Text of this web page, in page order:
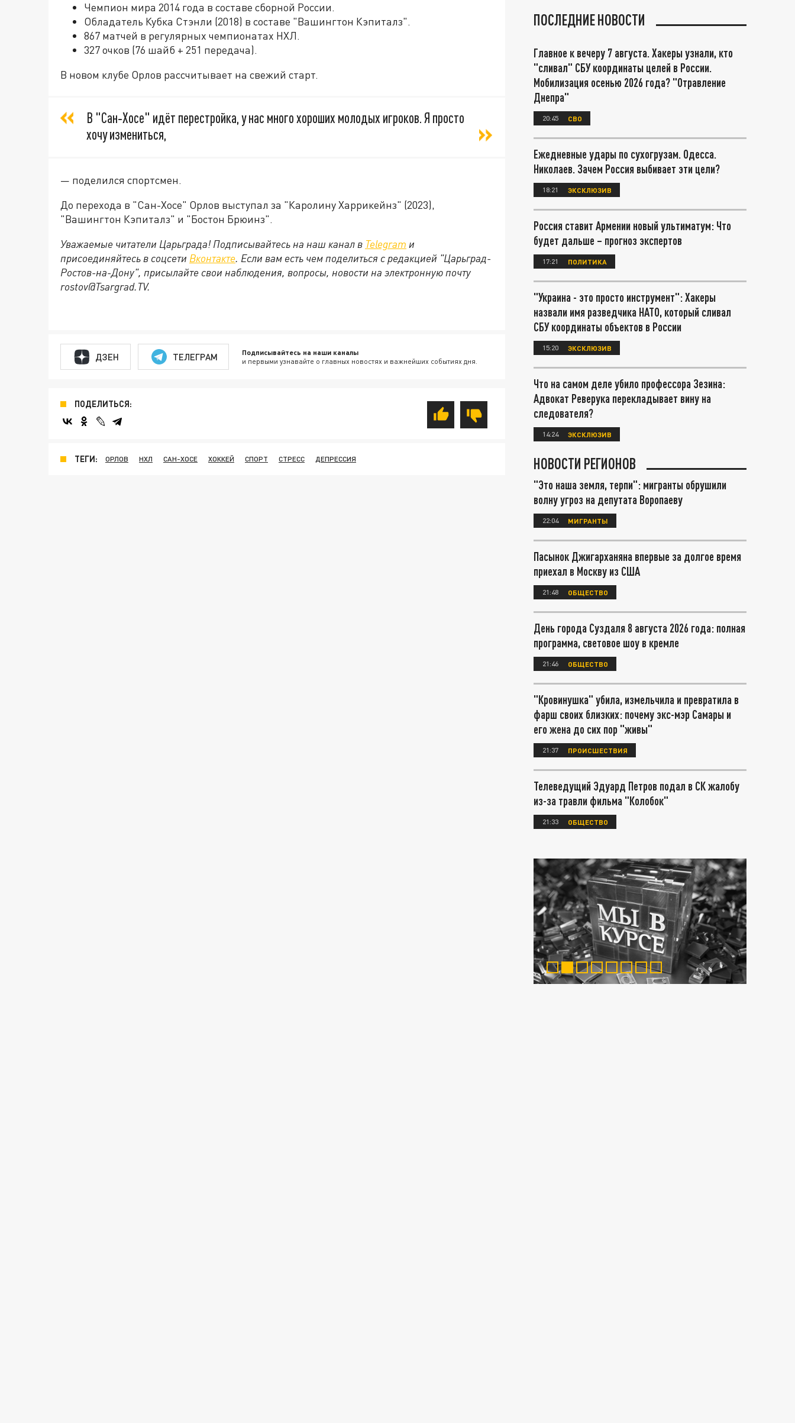
Чемпион мира 2014 года в составе сборной России.
Обладатель Кубка Стэнли (2018) в составе "Вашингтон Кэпиталз".
867 матчей в регулярных чемпионатах НХЛ.
327 очков (76 шайб + 251 передача).
В новом клубе Орлов рассчитывает на свежий старт.
В "Сан‑Хосе" идёт перестройка, у нас много хороших молодых игроков. Я просто
хочу измениться,
— поделился спортсмен.
До перехода в "Сан-Хосе" Орлов выступал за "Каролину Харрикейнз" (2023),
"Вашингтон Кэпиталз" и "Бостон Брюинз".
Уважаемые читатели Царьграда! Подписывайтесь на наш канал в Telegram и
присоединяйтесь в соцсети Вконтакте. Если вам есть чем поделиться с редакцией "Царьград-
Ростов-на-Дону", присылайте свои наблюдения, вопросы, новости на электронную почту
rostov@Tsargrad.ТV.
ДЗЕН ТЕЛЕГРАМ Подписывайтесь на наши каналы
и первыми узнавайте о главных новостях и важнейших событиях дня.
ПОДЕЛИТЬСЯ:
ТЕГИ: ОРЛОВ НХЛ САН-ХОСЕ ХОККЕЙ СПОРТ СТРЕСС ДЕПРЕССИЯ
ПОСЛЕДНИЕ НОВОСТИ
Главное к вечеру 7 августа. Хакеры узнали, кто
"сливал" СБУ координаты целей в России.
Мобилизация осенью 2026 года? "Отравление
Днепра"
20:45 СВО
Ежедневные удары по сухогрузам. Одесса.
Николаев. Зачем Россия выбивает эти цели?
18:21 ЭКСКЛЮЗИВ
Россия ставит Армении новый ультиматум: Что
будет дальше – прогноз экспертов
17:21 ПОЛИТИКА
"Украина - это просто инструмент": Хакеры
назвали имя разведчика НАТО, который сливал
СБУ координаты объектов в России
15:20 ЭКСКЛЮЗИВ
Что на самом деле убило профессора Зезина:
Адвокат Реверука перекладывает вину на
следователя?
14:24 ЭКСКЛЮЗИВ
НОВОСТИ РЕГИОНОВ
"Это наша земля, терпи": мигранты обрушили
волну угроз на депутата Воропаеву
22:04 МИГРАНТЫ
Пасынок Джигарханяна впервые за долгое время
приехал в Москву из США
21:48 ОБЩЕСТВО
День города Суздаля 8 августа 2026 года: полная
программа, световое шоу в кремле
21:46 ОБЩЕСТВО
"Кровинушка" убила, измельчила и превратила в
фарш своих близких: почему экс-мэр Самары и
его жена до сих пор "живы"
21:37 ПРОИСШЕСТВИЯ
Телеведущий Эдуард Петров подал в СК жалобу
из-за травли фильма "Колобок"
21:33 ОБЩЕСТВО